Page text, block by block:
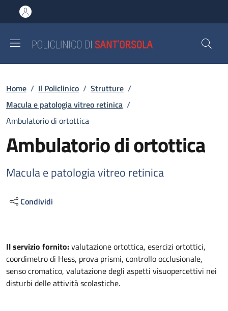
al contenuto principale
to footer content
Briciole di pane
Home / Il Policlinico / Strutture /
Macula e patologia vitreo retinica /
Ambulatorio di ortottica
Ambulatorio di ortottica
Macula e patologia vitreo retinica
Condividi
Descrizione
Il servizio fornito:valutazione ortottica, esercizi ortottici,
coordimetro di Hess, prova prismi, controllo occlusionale,
senso cromatico, valutazione degli aspetti visuopercettivi nei
disturbi delle attività scolastiche.